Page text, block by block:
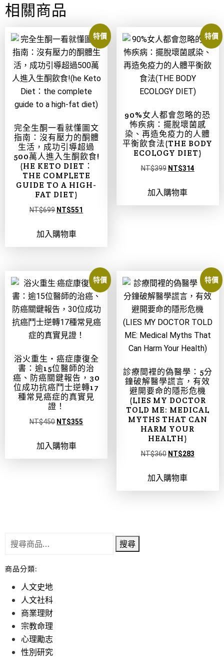
相關商品
特價
完全生酮一看就懂圖文
指南：沒有壓力的酮體
生活，成功引導超過
500萬人進入生酮飲食!
(HE KETO DIET：
THE COMPLETE
GUIDE TO A HIGH-
FAT DIET)
NT$699 NT$551
加入購物車
特價
90%女人都會忽略的恐
怖疾病：擺脫壞菌感
染、再造免疫力的人體
平衡飲食法(THE BODY
ECOLOGY DIET)
NT$399 NT$314
加入購物車
特價
浴火重生‧癌症康復全
書：逾15位醫師的治
癌、防癌關鍵報告，30
位成功抗癌鬥士逆轉17
種常見癌症的真實見
證！
NT$450 NT$355
加入購物車
特價
診療間裡的偽醫學：5分
鐘破解醫學謊言，有效
避開要命的隱形危機
(LIES MY DOCTOR
TOLD ME: MEDICAL
MYTHS THAT CAN
HARM YOUR
HEALTH)
NT$360 NT$283
加入購物車
搜尋
商品分類:
人文史地
人文社科
商業理財
宗教命理
心理勵志
性別研究